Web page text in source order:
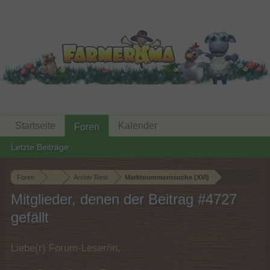
Foren Archiv Rest Marktnummernsuche (XVI)
Mitglieder, denen der Beitrag #4727
gefällt
Liebe(r) Forum-Leser/in,
Startseite Foren
Letzte Beiträge
Kalender